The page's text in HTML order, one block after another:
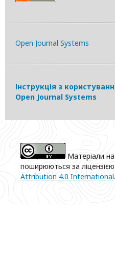
Open Journal Systems
Інструкція з
Open Journal Systems
Матеріали
поширюються за ліцензією
Attribution 4.0 International.